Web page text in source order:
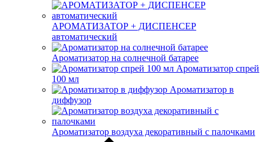
АРОМАТИЗАТОР + ДИСПЕНСЕР
автоматический
Ароматизатор на солнечной батарее
Ароматизатор спрей
100 мл
Ароматизатор в
диффузор
Ароматизатор воздуха декоративный с палочками